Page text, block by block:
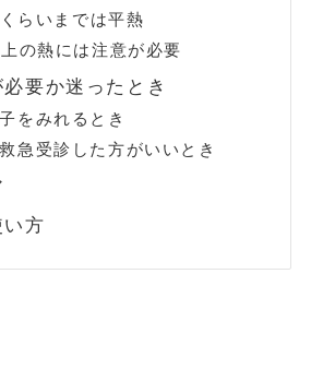
らいまでは平熱
の熱には注意が必要
要か迷ったとき
をみれるとき
急受診した方がいいとき
方